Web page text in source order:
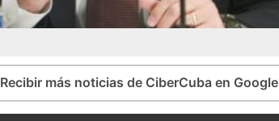
Recibir más noticias de CiberCuba en Google